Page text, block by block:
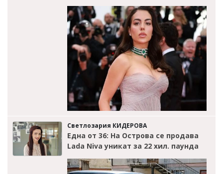
Светлозария КИДЕРОВА
Една от 36: На Острова се продава
Lada Niva уникат за 22 хил. паунда